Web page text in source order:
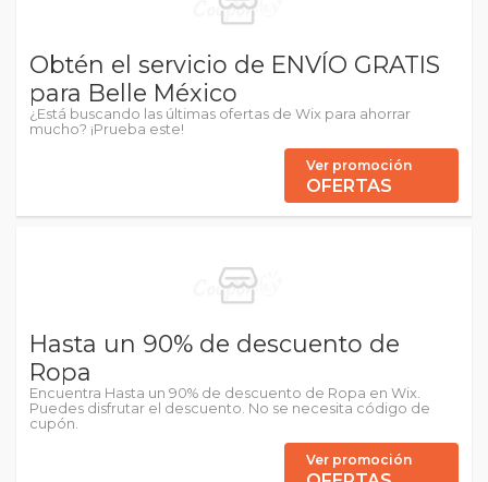
Obtén el servicio de ENVÍO GRATIS
para Belle México
¿Está buscando las últimas ofertas de Wix para ahorrar
mucho? ¡Prueba este!
Ver promoción
OFERTAS
Hasta un 90% de descuento de
Ropa
Encuentra Hasta un 90% de descuento de Ropa en Wix.
Puedes disfrutar el descuento. No se necesita código de
cupón.
Ver promoción